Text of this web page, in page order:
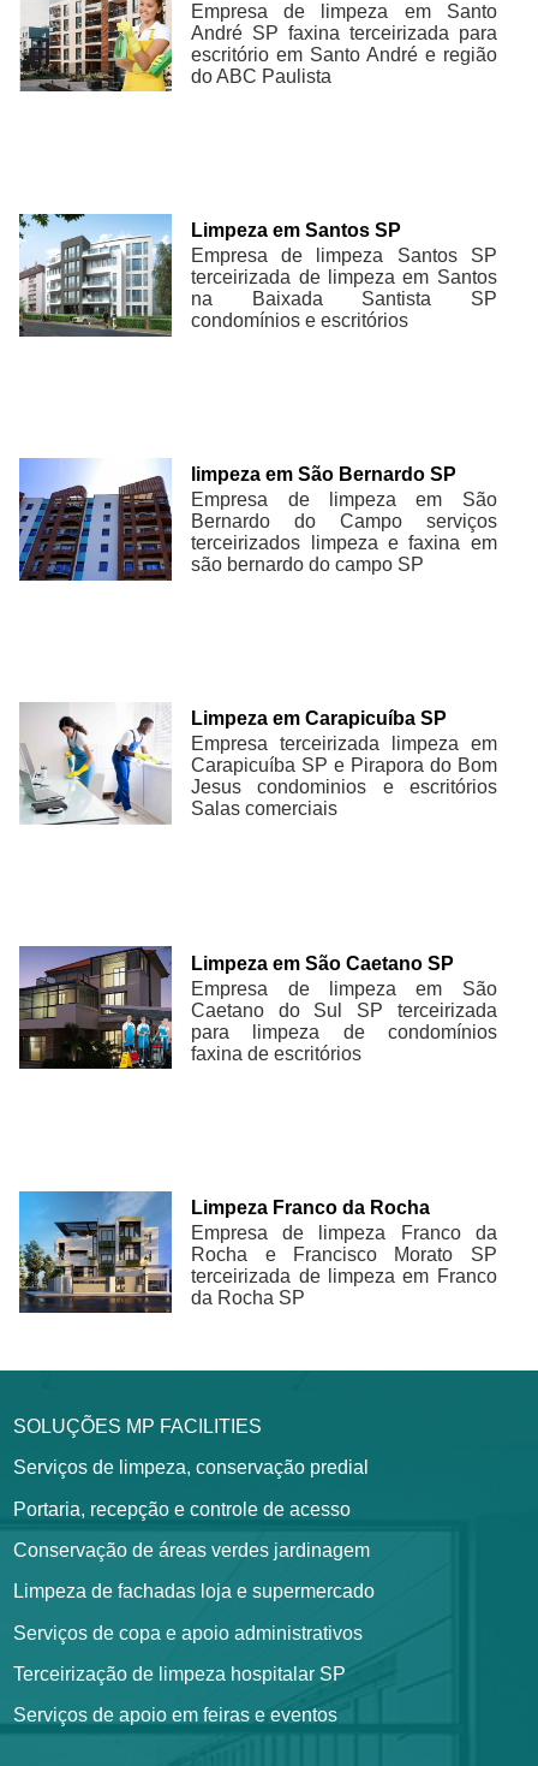
Empresa de limpeza em Santo
André SP faxina terceirizada para
escritório em Santo André e região
do ABC Paulista
Limpeza em Santos SP
Empresa de limpeza Santos SP
terceirizada de limpeza em Santos
na Baixada Santista SP
condomínios e escritórios
limpeza em São Bernardo SP
Empresa de limpeza em São
Bernardo do Campo serviços
terceirizados limpeza e faxina em
são bernardo do campo SP
Limpeza em Carapicuíba SP
Empresa terceirizada limpeza em
Carapicuíba SP e Pirapora do Bom
Jesus condominios e escritórios
Salas comerciais
Limpeza em São Caetano SP
Empresa de limpeza em São
Caetano do Sul SP terceirizada
para limpeza de condomínios
faxina de escritórios
Limpeza Franco da Rocha
Empresa de limpeza Franco da
Rocha e Francisco Morato SP
terceirizada de limpeza em Franco
da Rocha SP
SOLUÇÕES MP FACILITIES
Serviços de limpeza, conservação predial
Portaria, recepção e controle de acesso
Conservação de áreas verdes jardinagem
Limpeza de fachadas loja e supermercado
Serviços de copa e apoio administrativos
Terceirização de limpeza hospitalar SP
Serviços de apoio em feiras e eventos